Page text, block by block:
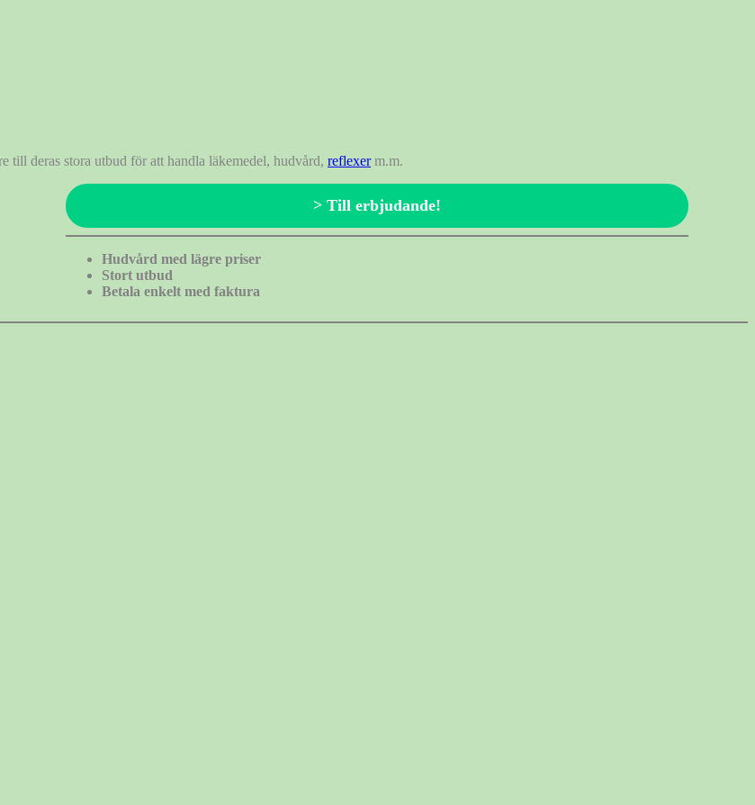
till deras stora utbud för att handla läkemedel, hudvård, reflexerm.m.
> Till erbjudande!
Hudvård med lägre priser
Stort utbud
Betala enkelt med faktura